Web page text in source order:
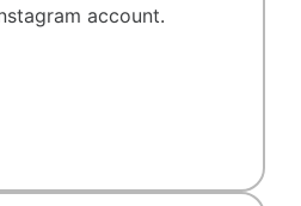
account.